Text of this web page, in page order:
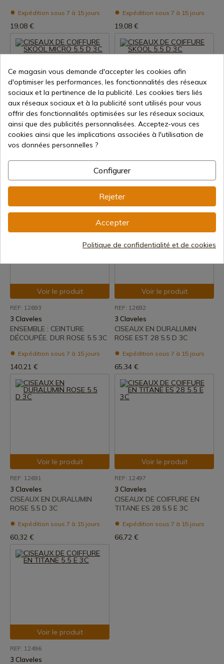
Expédition sous 7 à 15 jours
19,08 €
Expédition sous 7 à 15 jours
19,08 €
Voir le produit
REF: 12756
3 Claveles
CISEAUX DE COIFFURE SKOOL
Voir le produit
REF: 12755
CISEAUX DE COIFFURE SKOOL
5.5 D 3C
18,44 €
Voir le produit
REF: 12693
3 Claveles
ENSEMBLE : CEINTURE
DÉCOUPÉE. DUR ROSE 5.5 3C
Expédition sous 7 à 15 jours
140,21 €
Voir le produit
REF: 12692
3 Claveles
CISEAUX EN DURALUMIN
ROSE EST 28 5.5 D 3C
Expédition sous 7 à 15 jours
65,34 €
Voir le produit
REF: 12691
3 Claveles
CISEAUX EN DURALUMIN
ROSE 5.5 D 3C
Expédition sous 7 à 15 jours
60,32 €
Voir le produit
REF: 12497
3 Claveles
CISEAUX DE COIFFURE EN
TITANE ES 28 5.5 E 3C
Expédition sous 7 à 15 jours
66,72 €
Voir le produit
REF: 12496
3 Claveles
Ce magasin vous demande d'accepter les cookies afin
d'optimiser les performances, les fonctionnalités des réseaux
sociaux et la pertinence de la publicité. Les cookies tiers liés
aux réseaux sociaux et à la publicité sont utilisés pour vous
offrir des fonctionnalités optimisées sur les réseaux sociaux,
ainsi que des publicités personnalisées. Acceptez-vous ces
cookies ainsi que les implications associées à l'utilisation de
vos données personnelles ?
Configurer
Rejeter
Accepter
Politique de confidentialité et de cookies